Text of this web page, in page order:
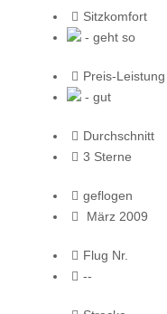
Sitzkomfort
- geht so
Preis-Leistung
- gut
Durchschnitt
3 Sterne
geflogen
März 2009
Flug Nr.
--